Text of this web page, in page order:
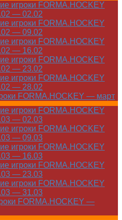
игроки FORMA.HOCKEY
— 02.02
игроки FORMA.HOCKEY
— 09.02
игроки FORMA.HOCKEY
— 16.02
игроки FORMA.HOCKEY
— 23.02
игроки FORMA.HOCKEY
— 28.02
FORMA.HOCKEY — март
игроки FORMA.HOCKEY
— 02.03
игроки FORMA.HOCKEY
— 09.03
игроки FORMA.HOCKEY
— 16.03
игроки FORMA.HOCKEY
— 23.03
игроки FORMA.HOCKEY
— 31.03
FORMA.HOCKEY —